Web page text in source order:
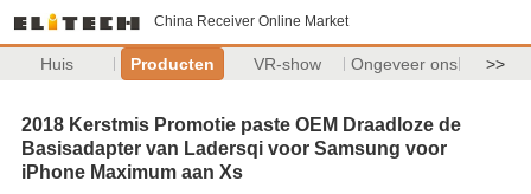
China Receiver Online Market
Huis Producten VR-show Ongeveer ons >>
2018 Kerstmis Promotie paste OEM Draadloze de
Basisadapter van Ladersqi voor Samsung voor
iPhone Maximum aan Xs